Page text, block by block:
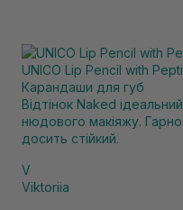
UNICO Lip Pencil with
Карандаши для губ
Відтінок Naked
нюдового макіяжу.
досить стійкий.
V
Viktoriia